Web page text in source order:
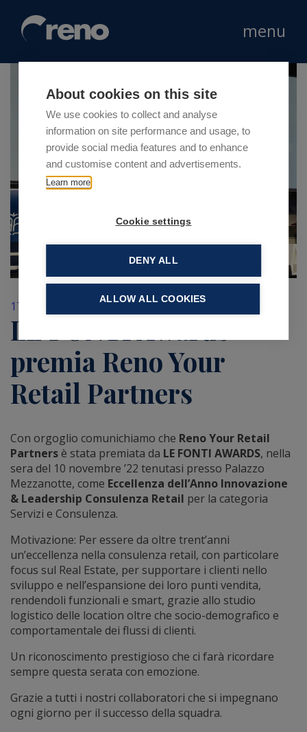
About cookies on this site
We use cookies to collect and analyse
information on site performance and usage, to
provide social media features and to enhance
and customise content and advertisements.
Learn more
Cookie settings
DENY ALL
ALLOW ALL COOKIES
menu
17 Novembre 2022
LE FONTI Awards
premia Reno Your
Retail Partners
Con orgoglio comunichiamo che Reno Your Retail
Partnersè stata premiata da LE FONTI AWARDS, nella
sera del 10 novembre ’22 tenutasi presso Palazzo
Mezzanotte, come Eccellenza dell’Anno Innovazione
& Leadership Consulenza Retail per la categoria
Servizi e Consulenza.
Motivazione: Per essere da oltre trent’anni
un’eccellenza nella consulenza retail, con particolare
focus sul Real Estate, per supportare i clienti nello
sviluppo e nell’espansione dei loro punti vendita,
rendendoli funzionali e smart, grazie allo studio
logistico delle location oltre che socio-demografico e
comportamentale dei flussi di clienti.
Un riconoscimento prestigioso che ci farà ricordare
sempre questa serata con emozione.
Grazie a tutti i nostri collaboratori che si impegnano
ogni giorno per il successo della squadra.